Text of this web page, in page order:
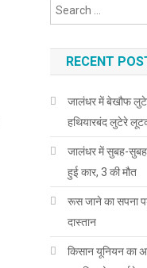
RECENT
जालंधर में बेखौफ
हथियारबंद लुटेरे
जालंधर में सुबह-
हुई कार, 3 की मौत
रूस जाने का सपना
दास्तान
किसान यूनियन का